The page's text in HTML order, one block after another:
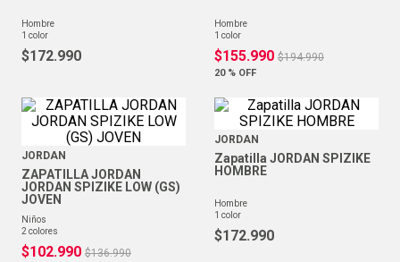
hombre
1 color
$172.990
hombre
1 color
$155.990 $194.990
20 % OFF
JORDAN
ZAPATILLA JORDAN
JORDAN SPIZIKE LOW (GS)
JOVEN
niños
2 colores
$102.990 $136.990
JORDAN
Zapatilla JORDAN SPIZIKE
HOMBRE
hombre
1 color
$172.990